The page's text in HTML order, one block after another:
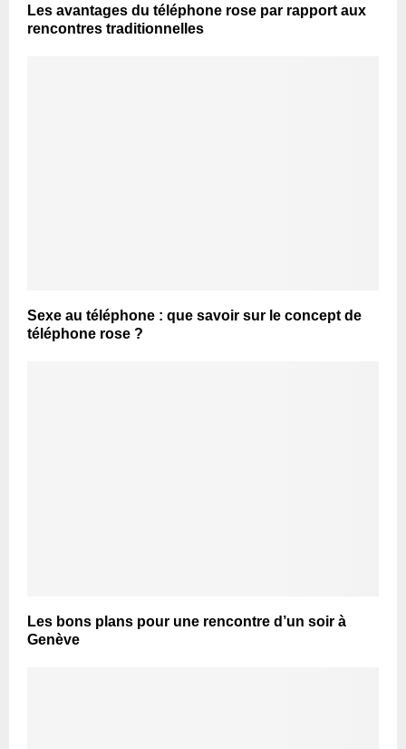
Les avantages du téléphone rose par rapport aux
rencontres traditionnelles
Sexe au téléphone : que savoir sur le concept de
téléphone rose ?
Les bons plans pour une rencontre d’un soir à
Genève